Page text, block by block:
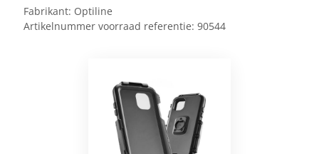
Fabrikant: Optiline
Artikelnummer voorraad referentie: 90544